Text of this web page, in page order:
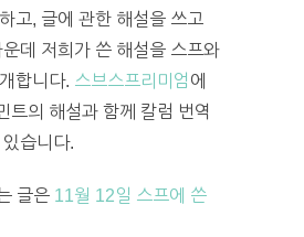
고, 글에 관한 해설을 쓰고
데 저희가 쓴 해설을 스프와
합니다. 스브스프리미엄 에
트의 해설과 함께 칼럼 번역
습니다.
글은 11월 12일 스프에 쓴